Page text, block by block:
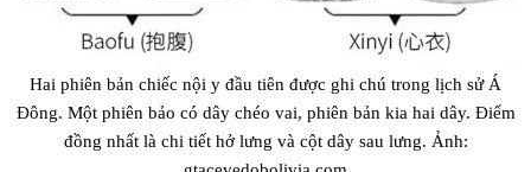
Hai phiên bản chiếc nội y đầu tiên được ghi chú trong lịch sử Á
Đông. Một phiên bảo có dây chéo vai, phiên bản kia hai dây. Điểm
đồng nhất là chi tiết hở lưng và cột dây sau lưng. Ảnh: